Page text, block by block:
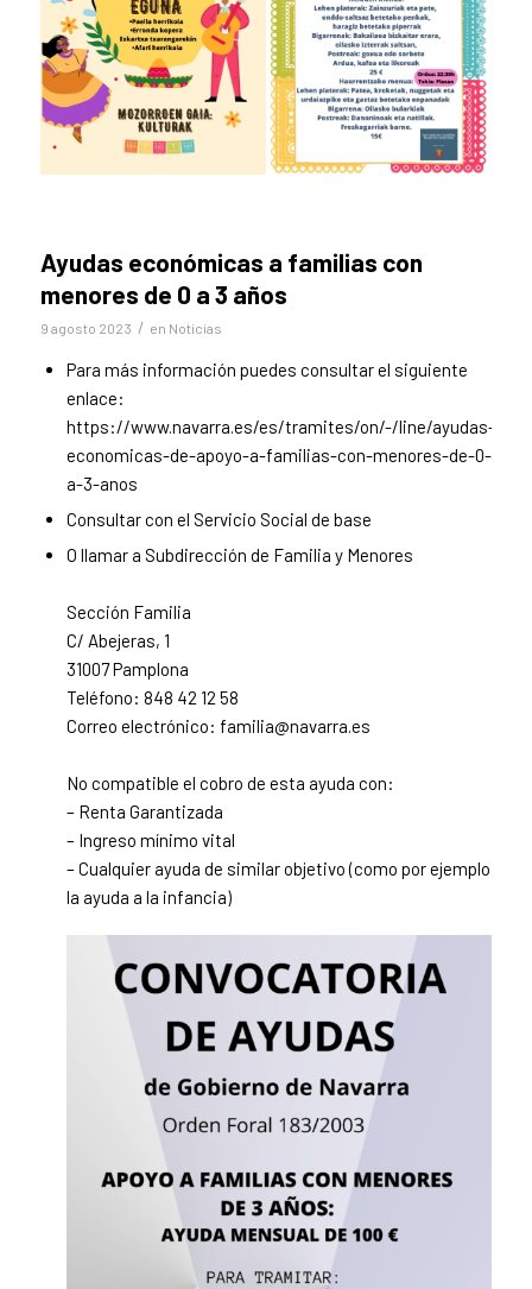
Ayudas económicas a familias con
menores de 0 a 3 años
9 agosto 2023 / en Noticias
Para más información puedes consultar el siguiente
enlace:
https://www.navarra.es/es/tramites/on/-/line/ayudas-
economicas-de-apoyo-a-familias-con-menores-de-0-
a-3-anos
Consultar con el Servicio Social de base
O llamar a Subdirección de Familia y Menores
Sección Familia
C/ Abejeras, 1
31007 Pamplona
Teléfono: 848 42 12 58
Correo electrónico: familia@navarra.es
No compatible el cobro de esta ayuda con:
– Renta Garantizada
– Ingreso mínimo vital
– Cualquier ayuda de similar objetivo (como por ejemplo
la ayuda a la infancia)